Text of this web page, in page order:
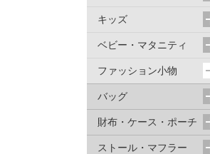
キッズ
ベビー・マタニティ
ファッション小物
バッグ
財布・ケース・ポーチ
ストール・マフラー